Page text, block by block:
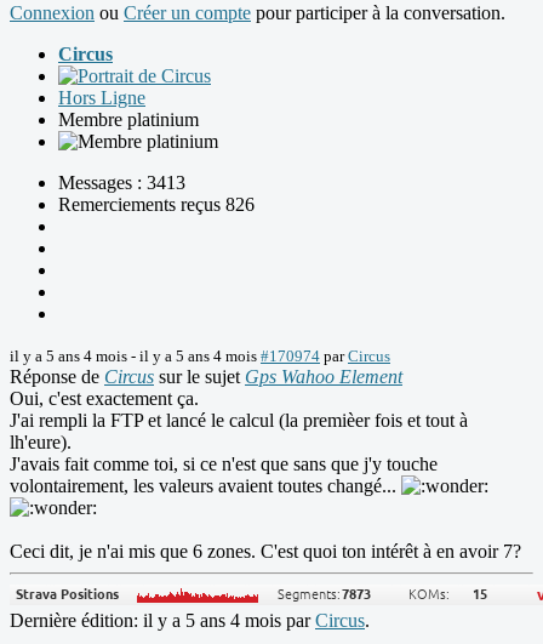
Connexion ou Créer un compte pour participer à la conversation.
Circus
Hors Ligne
Membre platinium
Messages : 3413
Remerciements reçus 826
il y a 5 ans 4 mois - il y a 5 ans 4 mois #170974 parCircus
Réponse de Circus sur le sujet Gps Wahoo Element
Oui, c'est exactement ça.
J'ai rempli la FTP et lancé le calcul (la premièer fois et tout à
lh'eure).
J'avais fait comme toi, si ce n'est que sans que j'y touche
volontairement, les valeurs avaient toutes changé...
Ceci dit, je n'ai mis que 6 zones. C'est quoi ton intérêt à en avoir 7?
Dernière édition: il y a 5 ans 4 mois parCircus.